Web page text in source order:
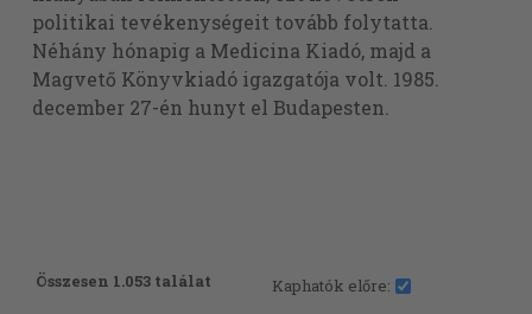
politikai tevékenységeit tovább folytatta.
Néhány hónapig a Medicina Kiadó, majd a
Magvető Könyvkiadó igazgatója volt. 1985.
december 27-én hunyt el Budapesten.
Összesen 1.053 találat Kaphatók előre: